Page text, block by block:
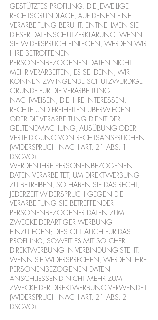
GESTÜTZTES PROFILING. DIE JEWEILIGE
RECHTSGRUNDLAGE, AUF DENEN EINE
VERARBEITUNG BERUHT, ENTNEHMEN SIE
DIESER DATENSCHUTZERKLÄRUNG. WENN
SIE WIDERSPRUCH EINLEGEN, WERDEN WIR
IHRE BETROFFENEN
PERSONENBEZOGENEN DATEN NICHT
MEHR VERARBEITEN, ES SEI DENN, WIR
KÖNNEN ZWINGENDE SCHUTZWÜRDIGE
GRÜNDE FÜR DIE VERARBEITUNG
NACHWEISEN, DIE IHRE INTERESSEN,
RECHTE UND FREIHEITEN ÜBERWIEGEN
ODER DIE VERARBEITUNG DIENT DER
GELTENDMACHUNG, AUSÜBUNG ODER
VERTEIDIGUNG VON RECHTSANSPRÜCHEN
(WIDERSPRUCH NACH ART. 21 ABS. 1
DSGVO).
WERDEN IHRE PERSONENBEZOGENEN
DATEN VERARBEITET, UM DIREKTWERBUNG
ZU BETREIBEN, SO HABEN SIE DAS RECHT,
JEDERZEIT WIDERSPRUCH GEGEN DIE
VERARBEITUNG SIE BETREFFENDER
PERSONENBEZOGENER DATEN ZUM
ZWECKE DERARTIGER WERBUNG
EINZULEGEN; DIES GILT AUCH FÜR DAS
PROFILING, SOWEIT ES MIT SOLCHER
DIREKTWERBUNG IN VERBINDUNG STEHT.
WENN SIE WIDERSPRECHEN, WERDEN IHRE
PERSONENBEZOGENEN DATEN
ANSCHLIESSEND NICHT MEHR ZUM
ZWECKE DER DIREKTWERBUNG VERWENDET
(WIDERSPRUCH NACH ART. 21 ABS. 2
DSGVO).